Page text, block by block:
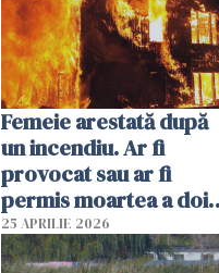
Femeie arestată după
un incendiu. Ar fi
provocat sau ar fi
permis moartea a doi
copii de 1 an și 3 ani
25 APRILIE 2026